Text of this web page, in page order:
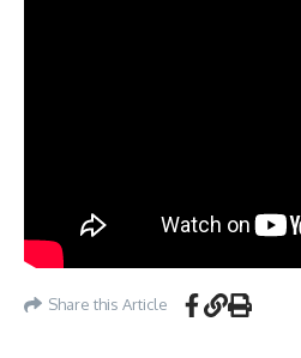
Share this Article